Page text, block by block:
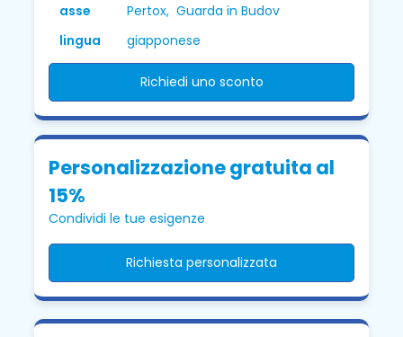
asse
Pertox, Guarda in Budov
lingua
giapponese
Richiedi uno sconto
Personalizzazione gratuita al
15%
Condividi le tue esigenze
Richiesta personalizzata